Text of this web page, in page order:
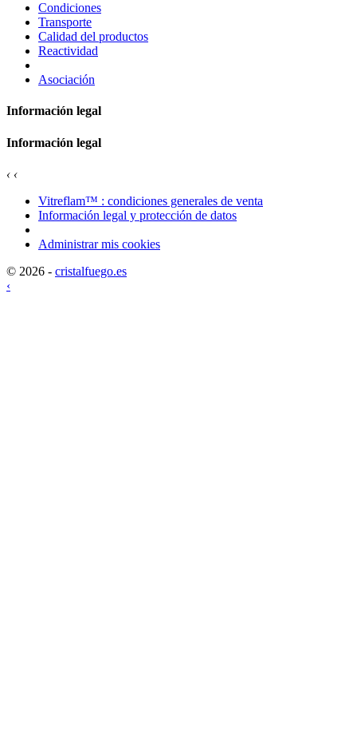
Condiciones
Transporte
Calidad del productos
Reactividad
Asociación
Información legal
Información legal
‹ ‹
Vitreflam™ : condiciones generales de venta
Información legal y protección de datos
Administrar mis cookies
© 2026 - cristalfuego.es
‹